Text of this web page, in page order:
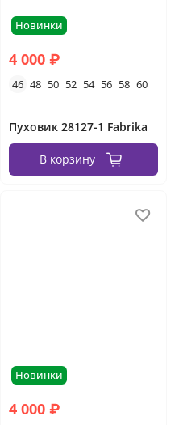
Новинки
4 000 ₽
46 48 50 52 54 56 58 60
Пуховик 28127-1 Fabrika
В корзину
Новинки
4 000 ₽